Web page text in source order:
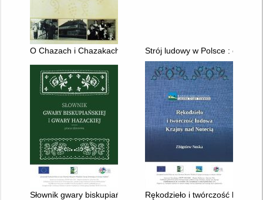
O Chazach i Chazakach Strój ludowy w Polsce : opisy i
Słownik gwary biskupiańskiej i gwary hazackiej : praca
Rękodzieło i twórczość ludowa